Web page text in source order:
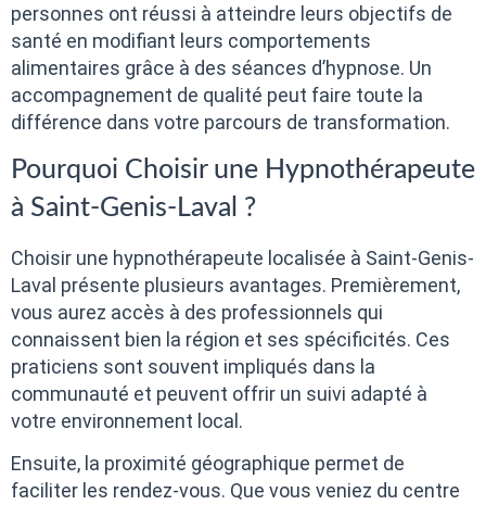
personnes ont réussi à atteindre leurs objectifs de
santé en modifiant leurs comportements
alimentaires grâce à des séances d’hypnose. Un
accompagnement de qualité peut faire toute la
différence dans votre parcours de transformation.
Pourquoi Choisir une Hypnothérapeute
à Saint-Genis-Laval ?
Choisir une hypnothérapeute localisée à Saint-Genis-
Laval présente plusieurs avantages. Premièrement,
vous aurez accès à des professionnels qui
connaissent bien la région et ses spécificités. Ces
praticiens sont souvent impliqués dans la
communauté et peuvent offrir un suivi adapté à
votre environnement local.
Ensuite, la proximité géographique permet de
faciliter les rendez-vous. Que vous veniez du centre